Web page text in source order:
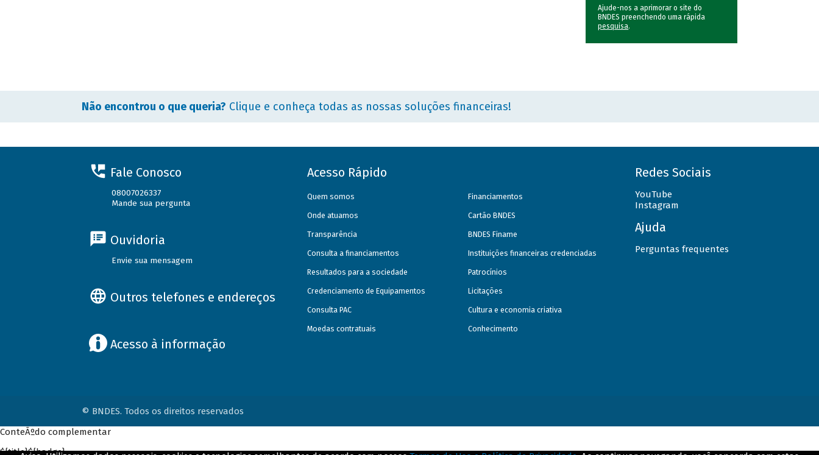
Ajude-nos a aprimorar o site do
BNDES preenchendo uma rápida
pesquisa.
Não encontrou o que queria? Clique e conheça todas as nossas soluções financeiras!
Fale Conosco
08007026337
Mande sua pergunta
Ouvidoria
Envie sua mensagem
Outros telefones e endereços
Acesso à informação
Acesso Rápido
Quem somos
Onde atuamos
Transparência
Consulta a financiamentos
Resultados para a sociedade
Credenciamento de Equipamentos
Consulta PAC
Moedas contratuais
Financiamentos
Cartão BNDES
BNDES Finame
Instituições financeiras credenciadas
Patrocínios
Licitações
Cultura e economia criativa
Conhecimento
Redes Sociais
YouTube
Instagram
Ajuda
Perguntas frequentes
© BNDES. Todos os direitos reservados
ConteÃºdo complementar
${title}${badge}